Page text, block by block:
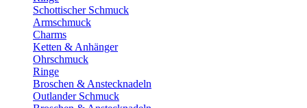
Schottischer Schmuck
Armschmuck
Charms
Ketten & Anhänger
Ohrschmuck
Ringe
Broschen & Anstecknadeln
Outlander Schmuck